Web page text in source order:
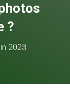
?
2023